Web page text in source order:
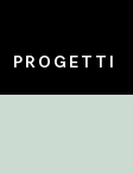
PROGETTI